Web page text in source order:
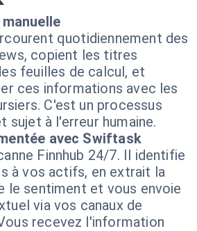
quotidiennement des
copient les titres
feuilles de calcul, et
ces informations avec les
C'est un processus
sujet à l'erreur humaine.
avec Swiftask
Finnhub 24/7. Il identifie
à vos actifs, en extrait la
le sentiment et vous envoie
via vos canaux de
recevez l'information